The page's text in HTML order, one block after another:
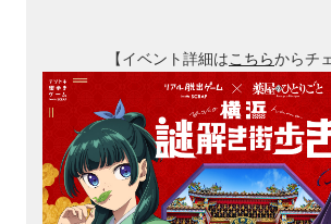
【イベント詳細はこちらからチ